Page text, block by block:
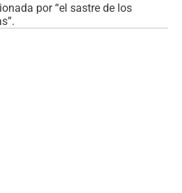
por “el sastre de los